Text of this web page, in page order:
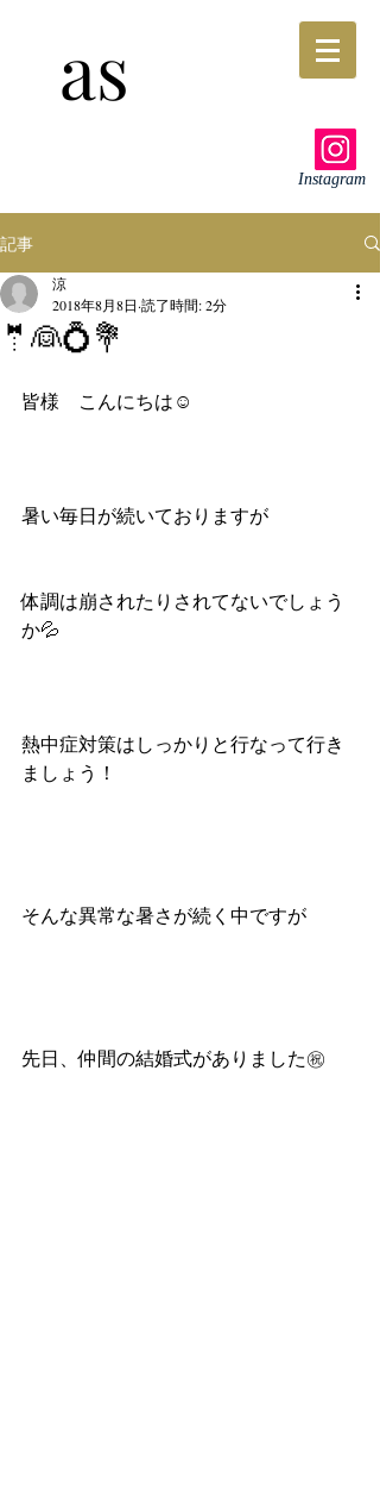
as
Instagram
記事
🤵👰💍💐
涼
2018年8月8日 読了時間: 2分
皆様　こんにちは☺️
暑い毎日が続いておりますが
体調は崩されたりされてないでしょう
か💦
熱中症対策はしっかりと行なって行き
ましょう！
そんな異常な暑さが続く中ですが
先日、仲間の結婚式がありました㊗️